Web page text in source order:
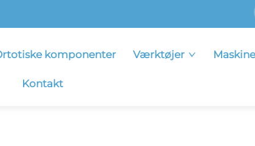
komponenter Værktøjer
Kontakt